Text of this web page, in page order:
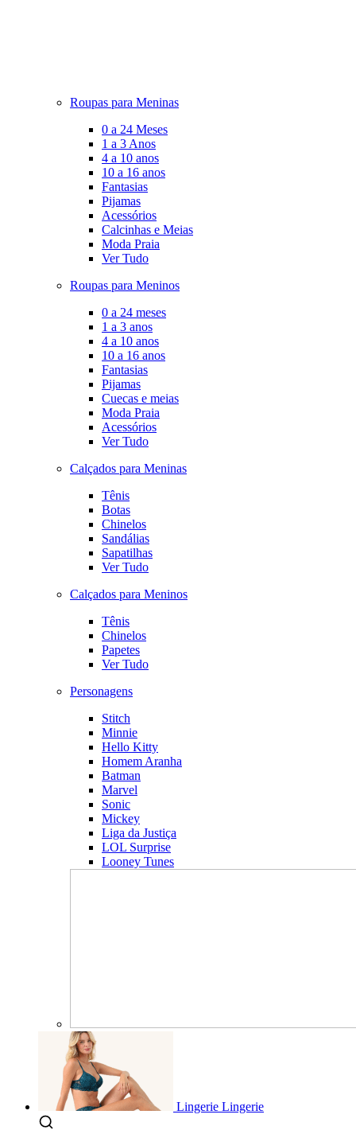
Roupas para Meninas
0 a 24 Meses
1 a 3 Anos
4 a 10 anos
10 a 16 anos
Fantasias
Pijamas
Acessórios
Calcinhas e Meias
Moda Praia
Ver Tudo
Roupas para Meninos
0 a 24 meses
1 a 3 anos
4 a 10 anos
10 a 16 anos
Fantasias
Pijamas
Cuecas e meias
Moda Praia
Acessórios
Ver Tudo
Calçados para Meninas
Tênis
Botas
Chinelos
Sandálias
Sapatilhas
Ver Tudo
Calçados para Meninos
Tênis
Chinelos
Papetes
Ver Tudo
Personagens
Stitch
Minnie
Hello Kitty
Homem Aranha
Batman
Marvel
Sonic
Mickey
Liga da Justiça
LOL Surprise
Looney Tunes
Lingerie Lingerie